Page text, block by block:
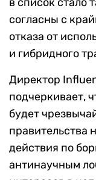
согласны с
отказа от
и гибридного
Директор
подчеркивает,
будет
правительства
действия по
антинаучным